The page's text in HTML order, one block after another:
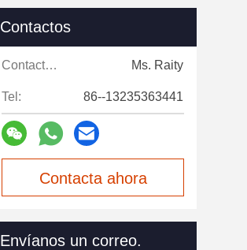
Contactos
Contactos: Ms. Raity
Tel: 86--13235363441
Contacta ahora
Envíanos un correo.